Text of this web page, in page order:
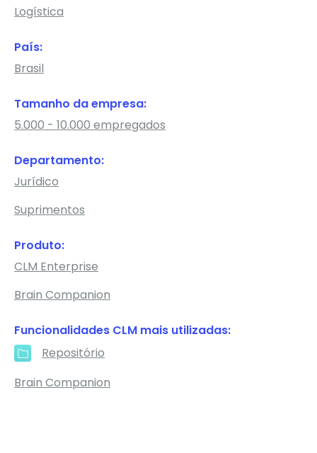
Logística
País:
Brasil
Tamanho da empresa:
5.000 - 10.000 empregados
Departamento:
Jurídico
Suprimentos
Produto:
CLM Enterprise
Brain Companion
Funcionalidades CLM mais utilizadas:
Repositório
Brain Companion